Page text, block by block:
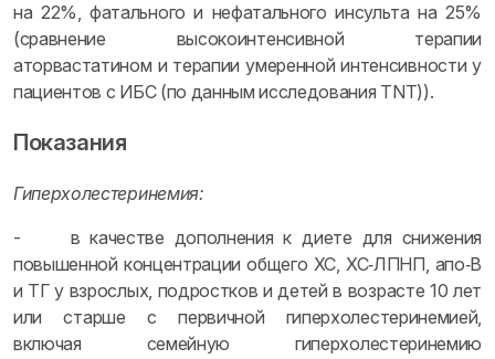
на 22%, фатального и нефатального инсульта на 25%
(сравнение высокоинтенсивной терапии
аторвастатином и терапии умеренной интенсивности у
пациентов с ИБС (по данным исследования TNT)).
Показания
Гиперхолестеринемия:
- в качестве дополнения к диете для снижения
повышенной концентрации общего ХС, ХС‑ЛПНП, апо‑B
и ТГ у взрослых, подростков и детей в возрасте 10 лет
или старше с первичной гиперхолестеринемией,
включая семейную гиперхолестеринемию